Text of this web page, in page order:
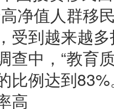
净值人群移
受到越来越
查中，“教育
比例达到
高